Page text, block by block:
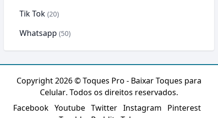
Tik Tok (20)
Whatsapp (50)
Copyright 2026 ©Toques Pro - Baixar Toques para
Celular. Todos os direitos reservados.
Facebook Youtube Twitter Instagram
Pinterest